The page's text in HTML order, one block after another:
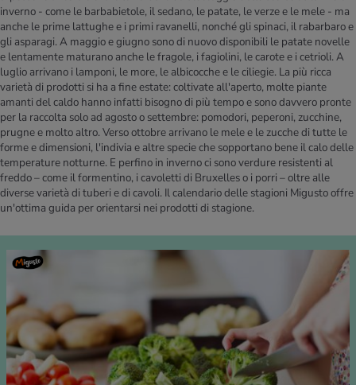
inverno - come le barbabietole, il sedano, le patate, le verze e le mele - ma
anche le prime lattughe e i primi ravanelli, nonché gli spinaci, il rabarbaro e
gli asparagi. A maggio e giugno sono di nuovo disponibili le patate novelle
e lentamente maturano anche le fragole, i fagiolini, le carote e i cetrioli. A
luglio arrivano i lamponi, le more, le albicocche e le ciliegie. La più ricca
varietà di prodotti si ha a fine estate: coltivate all'aperto, molte piante
amanti del caldo hanno infatti bisogno di più tempo e sono davvero pronte
per la raccolta solo ad agosto o settembre: pomodori, peperoni, zucchine,
prugne e molto altro. Verso ottobre arrivano le mele e le zucche di tutte le
forme e dimensioni, l'indivia e altre specie che sopportano bene il calo delle
temperature notturne. E perfino in inverno ci sono verdure resistenti al
freddo – come il formentino, i cavoletti di Bruxelles o i porri – oltre alle
diverse varietà di tuberi e di cavoli. Il calendario delle stagioni Migusto offre
un'ottima guida per orientarsi nei prodotti di stagione.